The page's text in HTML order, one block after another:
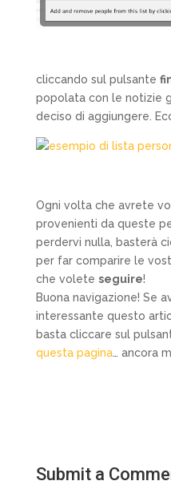
cliccando sul pulsante
popolata con le notizie
deciso di aggiungere.
Ogni volta che avrete
provenienti da queste
perdervi nulla, basterà
per far comparire le
che volete seguire!
Buona navigazione! Se
interessante questo
basta cliccare sul
questa pagina… ancora
Submit a